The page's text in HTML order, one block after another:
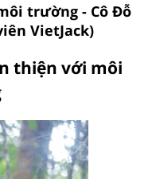
trường - Cô Đỗ
VietJack)
thiện với môi